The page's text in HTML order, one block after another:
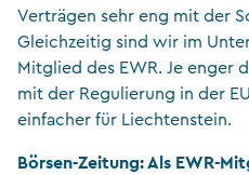
Verträgen sehr eng mit der
Gleichzeitig sind wir im
Mitglied des EWR. Je enger
mit der Regulierung in der
einfacher für Liechtenstein.
Börsen-Zeitung: Als EWR-